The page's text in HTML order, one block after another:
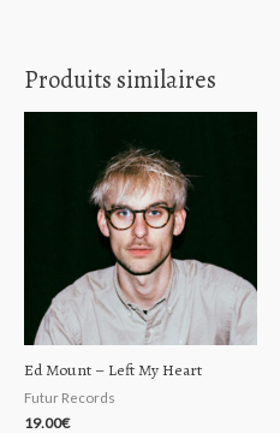
Produits similaires
Ed Mount – Left My Heart
Futur Records
19.00€